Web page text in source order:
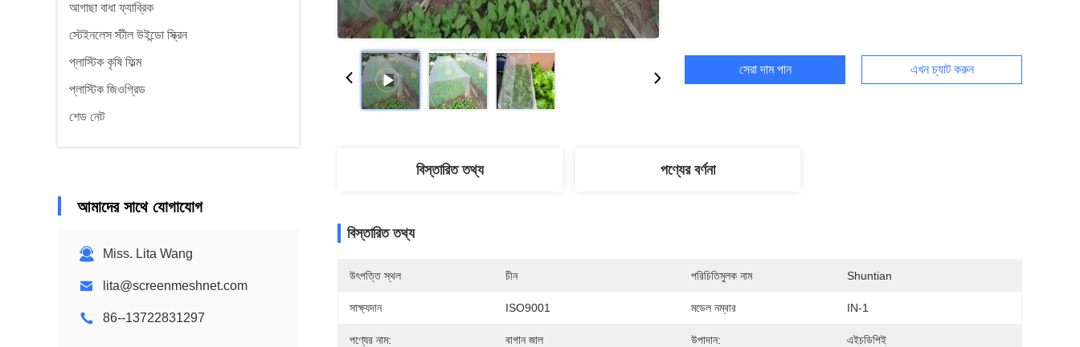
আগাছা বাধা ফ্যাব্রিক
স্টেইনলেস স্টীল উইন্ডো স্ক্রিন
প্লাস্টিক কৃষি ফিল্ম
প্লাস্টিক জিওগ্রিড
শেড নেট
আমাদের সাথে যোগাযোগ
Miss. Lita Wang
lita@screenmeshnet.com
86--13722831297
সেরা দাম পান এখন চ্যাট করুন
বিস্তারিত তথ্য পণ্যের বর্ণনা
বিস্তারিত তথ্য
উৎপত্তি স্থল চীন পরিচিতিমুলক নাম Shuntian
সাক্ষ্যদান ISO9001 মডেল নম্বার IN-1
পণ্যের নাম: বাগান জাল উপাদান: এইচডিপিই